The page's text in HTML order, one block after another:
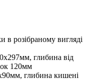
в розібраному вигляді
глибина від
120мм
глибина кишені